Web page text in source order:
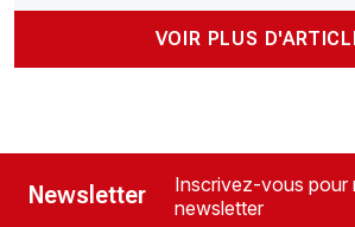
VOIR PLUS
Newsletter
Inscrivez-vous pour
newsletter